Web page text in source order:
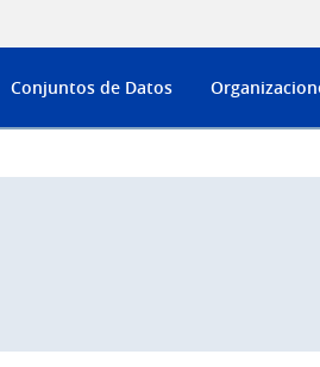
Conjuntos de Datos